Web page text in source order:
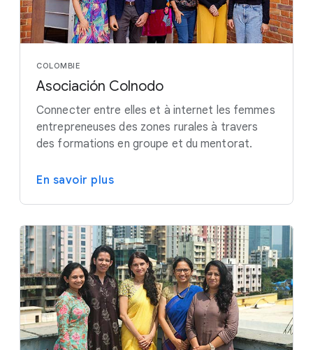
COLOMBIE
Asociación Colnodo
Connecter entre elles et à internet les femmes
entrepreneuses des zones rurales à travers
des formations en groupe et du mentorat.
En savoir plus